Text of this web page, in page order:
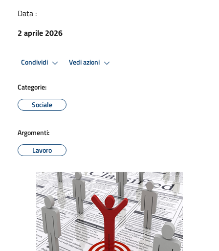
Data :
2 aprile 2026
Condividi Vedi azioni
Categorie:
Sociale
Argomenti:
Lavoro